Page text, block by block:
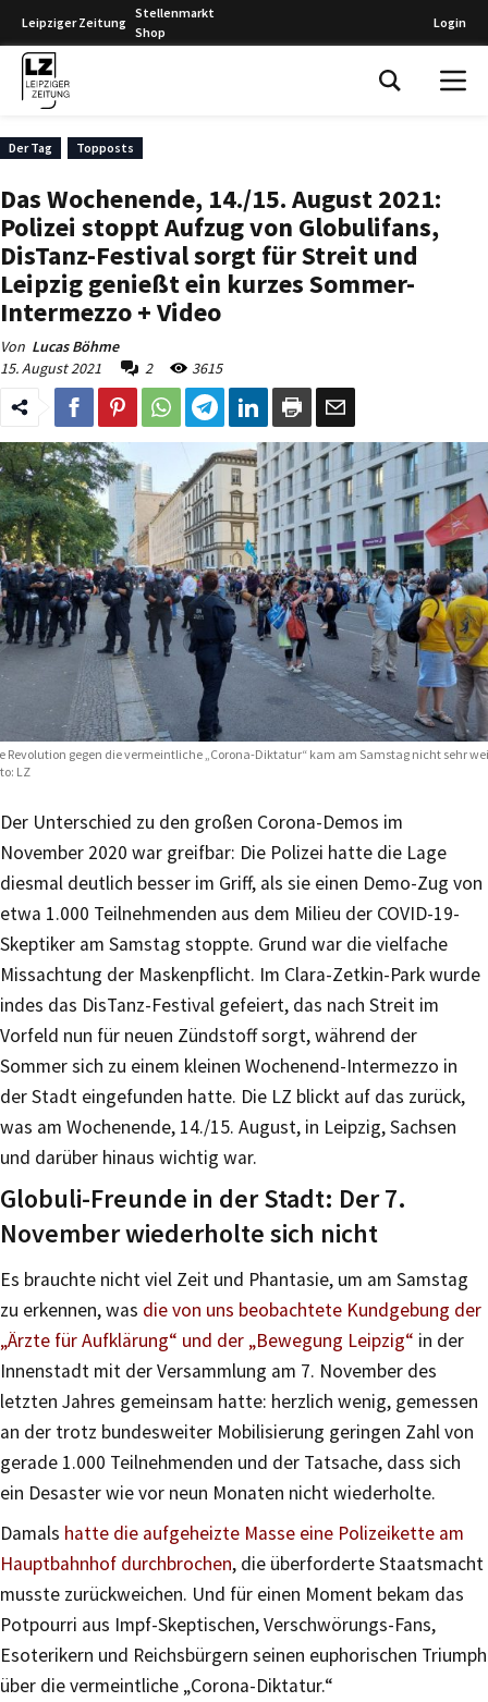
Leipziger Zeitung
Stellenmarkt
Shop
Login
Der Tag Topposts
Das Wochenende, 14./15. August 2021:
Polizei stoppt Aufzug von Globulifans,
DisTanz-Festival sorgt für Streit und
Leipzig genießt ein kurzes Sommer-
Intermezzo + Video
Von Lucas Böhme
15. August 2021
2 3615
Revolution gegen die vermeintliche „Corona-Diktatur“ kam am Samstag nicht sehr
LZ
Der Unterschied zu den großen Corona-Demos im
November 2020 war greifbar: Die Polizei hatte die Lage
diesmal deutlich besser im Griff, als sie einen Demo-Zug von
etwa 1.000 Teilnehmenden aus dem Milieu der COVID-19-
Skeptiker am Samstag stoppte. Grund war die vielfache
Missachtung der Maskenpflicht. Im Clara-Zetkin-Park wurde
indes das DisTanz-Festival gefeiert, das nach Streit im
Vorfeld nun für neuen Zündstoff sorgt, während der
Sommer sich zu einem kleinen Wochenend-Intermezzo in
der Stadt eingefunden hatte. Die LZ blickt auf das zurück,
was am Wochenende, 14./15. August, in Leipzig, Sachsen
und darüber hinaus wichtig war.
Globuli-Freunde in der Stadt: Der 7.
November wiederholte sich nicht
Es brauchte nicht viel Zeit und Phantasie, um am Samstag
zu erkennen, was die von uns beobachtete Kundgebung der
„Ärzte für Aufklärung“ und der „Bewegung Leipzig“ in der
Innenstadt mit der Versammlung am 7. November des
letzten Jahres gemeinsam hatte: herzlich wenig, gemessen
an der trotz bundesweiter Mobilisierung geringen Zahl von
gerade 1.000 Teilnehmenden und der Tatsache, dass sich
ein Desaster wie vor neun Monaten nicht wiederholte.
Damals hatte die aufgeheizte Masse eine Polizeikette am
Hauptbahnhof durchbrochen, die überforderte Staatsmacht
musste zurückweichen. Und für einen Moment bekam das
Potpourri aus Impf-Skeptischen, Verschwörungs-Fans,
Esoterikern und Reichsbürgern seinen euphorischen Triumph
über die vermeintliche „Corona-Diktatur.“